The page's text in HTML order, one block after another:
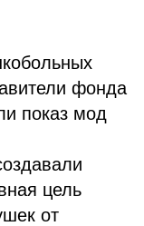
фонда
показ мод
цель
от